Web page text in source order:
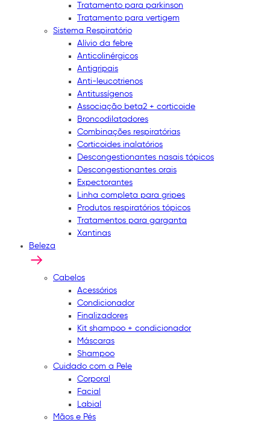
Tratamento para parkinson
Tratamento para vertigem
Sistema Respiratório
Alívio da febre
Anticolinérgicos
Antigripais
Anti-leucotrienos
Antitussígenos
Associação beta2 + corticoide
Broncodilatadores
Combinações respiratórias
Corticoides inalatórios
Descongestionantes nasais tópicos
Descongestionantes orais
Expectorantes
Linha completa para gripes
Produtos respiratórios tópicos
Tratamentos para garganta
Xantinas
Beleza
Cabelos
Acessórios
Condicionador
Finalizadores
Kit shampoo + condicionador
Máscaras
Shampoo
Cuidado com a Pele
Corporal
Facial
Labial
Mãos e Pés